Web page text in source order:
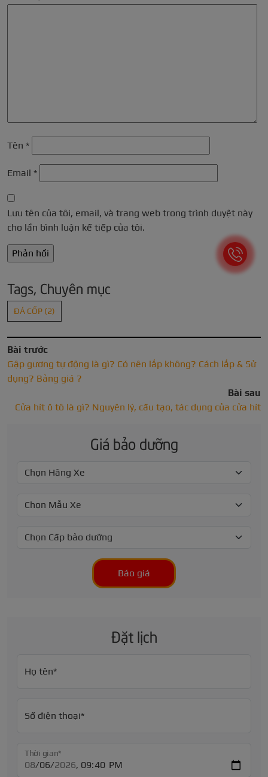
Tên *
Email *
Lưu tên của tôi, email, và trang web trong trình duyệt này
cho lần bình luận kế tiếp của tôi.
Tags, Chuyên mục
ĐÁ CỐP (2)
Bài trước
Gập gương tự động là gì? Có nên lắp không? Cách lắp & Sử
dụng? Bảng giá ?
Bài sau
Cửa hít ô tô là gì? Nguyên lý, cấu tạo, tác dụng của cửa hít
Giá bảo dưỡng
Báo giá
Đặt lịch
Họ tên*
Số điện thoại*
Thời gian*